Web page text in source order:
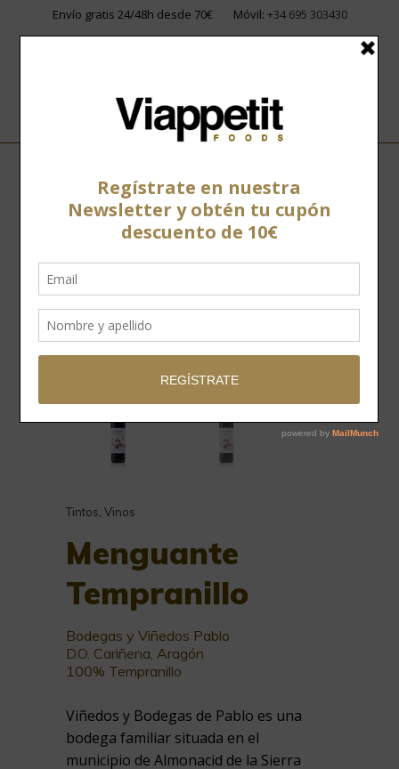
Envío gratis 24/48h desde 70€ Móvil: +34 695 303430
Tintos Vinos
Menguante
Tempranillo
Bodegas y Viñedos Pablo
D.O. Cariñena, Aragón
100% Tempranillo
Viñedos y Bodegas de Pablo es una
bodega familiar situada en el
municipio de Almonacid de la Sierra